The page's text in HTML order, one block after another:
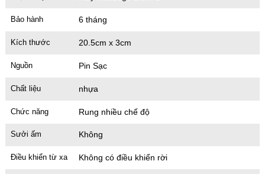
Bảo hành 6 tháng
Kích thước 20.5cm x 3cm
Nguồn Pin Sạc
Chất liệu nhựa
Chức năng Rung nhiều chế độ
Sưởi ấm Không
Điều khiển từ xa Không có điều khiển rời